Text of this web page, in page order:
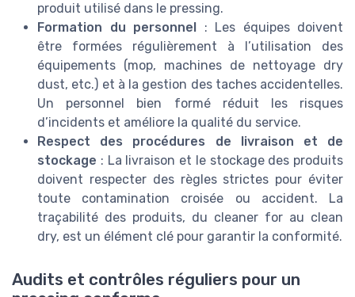
produit utilisé dans le pressing.
Formation du personnel
: Les équipes doivent
être formées régulièrement à l’utilisation des
équipements (mop, machines de nettoyage dry
dust, etc.) et à la gestion des taches accidentelles.
Un personnel bien formé réduit les risques
d’incidents et améliore la qualité du service.
Respect des procédures de livraison et de
stockage : La livraison et le stockage des produits
doivent respecter des règles strictes pour éviter
toute contamination croisée ou accident. La
traçabilité des produits, du cleaner for au clean
dry, est un élément clé pour garantir la conformité.
Audits et contrôles réguliers pour un